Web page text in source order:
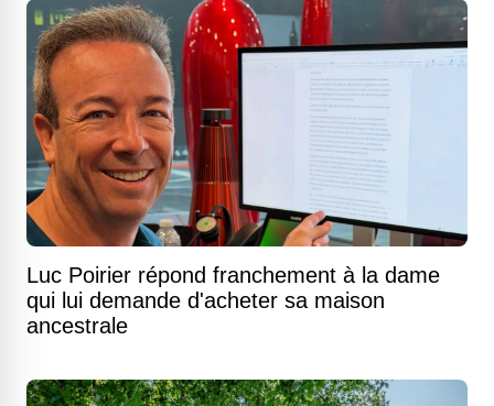
Luc Poirier répond franchement à la dame
qui lui demande d'acheter sa maison
ancestrale